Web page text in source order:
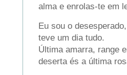
alma e enrolas-te em
Eu sou o
teve um dia tudo.
Última amarra, range
deserta és a última